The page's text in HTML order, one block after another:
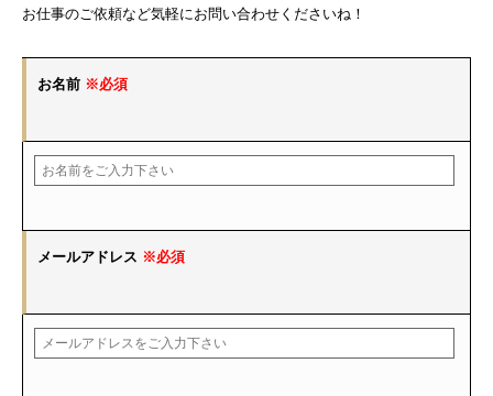
お仕事のご依頼など気軽にお問い合わせくださいね！
お名前 ※必須
メールアドレス ※必須